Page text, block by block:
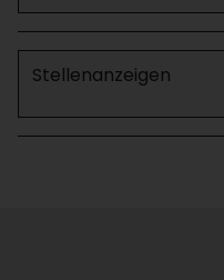
Stellenanzeigen